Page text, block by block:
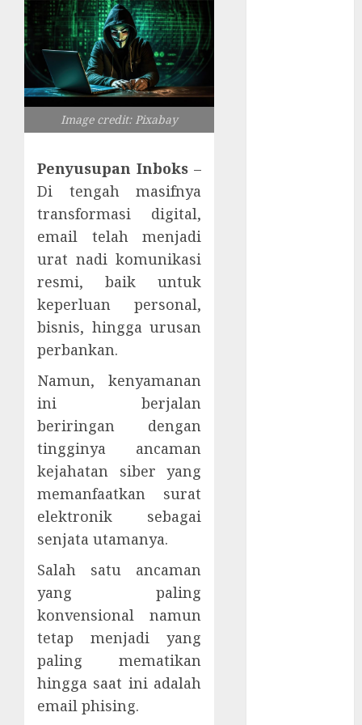
Image credit: Pixabay
Penyusupan Inboks –
Di tengah masifnya
transformasi digital,
email telah menjadi
urat nadi komunikasi
resmi, baik untuk
keperluan personal,
bisnis, hingga urusan
perbankan.
Namun, kenyamanan
ini berjalan
beriringan dengan
tingginya ancaman
kejahatan siber yang
memanfaatkan surat
elektronik sebagai
senjata utamanya.
Salah satu ancaman
yang paling
konvensional namun
tetap menjadi yang
paling mematikan
hingga saat ini adalah
email phising.